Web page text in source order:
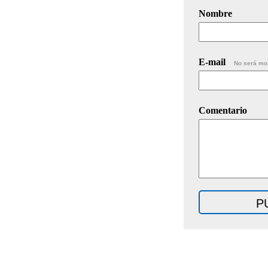
Nombre
E-mail No será
Comentario